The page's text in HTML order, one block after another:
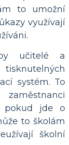
to umožní
využívají
učitelé a
systém. To
pokud jde o
to školám
školní